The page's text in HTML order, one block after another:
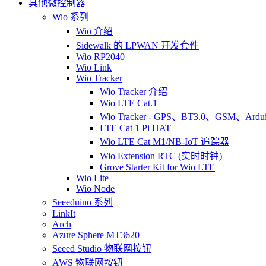
其他微控制器
Wio 系列
Wio 介绍
Sidewalk 的 LPWAN 开发套件
Wio RP2040
Wio Link
Wio Tracker
Wio Tracker 介绍
Wio LTE Cat.1
Wio Tracker - GPS、BT3.0、GSM、
LTE Cat 1 Pi HAT
Wio LTE Cat M1/NB-IoT 追踪器
Wio Extension RTC (实时时钟)
Grove Starter Kit for Wio LTE
Wio Lite
Wio Node
Seeeduino 系列
LinkIt
Arch
Azure Sphere MT3620
Seeed Studio 物联网按钮
AWS 物联网按钮